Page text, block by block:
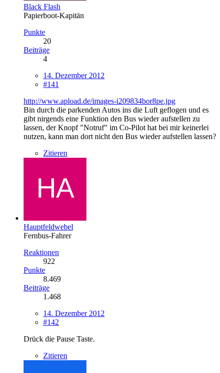
Black Flash
Papierboot-Kapitän
Punkte
20
Beiträge
4
14. Dezember 2012
#141
http://www.apload.de/images-i209834bor8pe.jpg
Bin durch die parkenden Autos ins die Luft geflogen und es
gibt nirgends eine Funktion den Bus wieder aufstellen zu
lassen, der Knopf "Notruf" im Co-Pilot hat bei mir keinerlei
nutzen, kann man dort nicht den Bus wieder aufstellen lassen?
Zitieren
Hauptfeldwebel
Fernbus-Fahrer
Reaktionen
922
Punkte
8.469
Beiträge
1.468
14. Dezember 2012
#142
Drück die Pause Taste.
Zitieren